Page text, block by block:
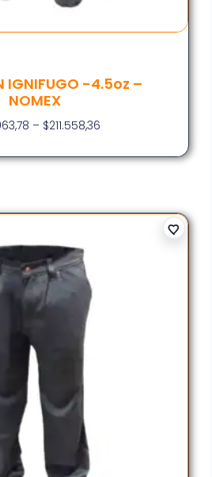
IGNIFUGO -4.5oz –
NOMEX
– $211.558,36